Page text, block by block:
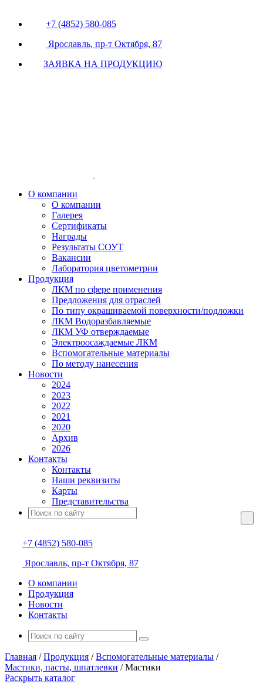
+7 (4852) 580-085
Ярославль, пр-т Октября, 87
ЗАЯВКА НА ПРОДУКЦИЮ
О компании
О компании
Галерея
Сертификаты
Награды
Результаты СОУТ
Вакансии
Лаборатория цветометрии
Продукция
ЛКМ по сфере применения
Предложения для отраслей
По типу окрашиваемой поверхности/подложки
ЛКМ Водоразбавляемые
ЛКМ УФ отверждаемые
Электроосаждаемые ЛКМ
Вспомогательные материалы
По методу нанесения
Новости
2024
2023
2022
2021
2020
Архив
2026
Контакты
Контакты
Наши реквизиты
Карты
Представительства
+7 (4852) 580-085
Ярославль, пр-т Октября, 87
О компании
Продукция
Новости
Контакты
Главная /Продукция /Вспомогательные материалы /
Мастики, пасты, шпатлевки /Мастики
Раскрыть каталог